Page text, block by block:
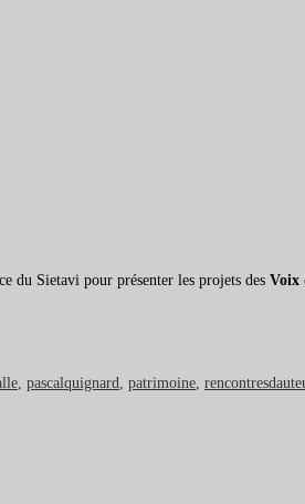
du Sietavi pour présenter les projets des Voix
, pascalquignard, patrimoine,